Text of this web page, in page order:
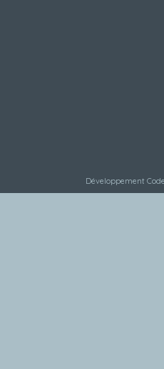
Développement